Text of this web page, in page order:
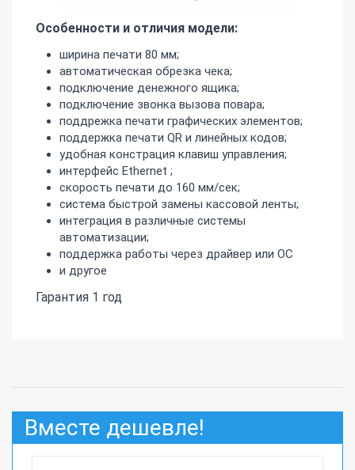
Особенности и отличия модели:
ширина печати 80 мм;
автоматическая обрезка чека;
подключение денежного ящика;
подключение звонка вызова повара;
поддрежка печати графических элементов;
поддержка печати QR и линейных кодов;
удобная констрация клавиш управления;
интерфейс Ethernet ;
скорость печати до 160 мм/сек;
система быстрой замены кассовой ленты;
интеграция в различные системы
автоматизации;
поддержка работы через драйвер или ОС
и другое
Гарантия 1 год
Вместе дешевле!